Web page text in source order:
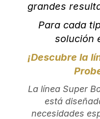
grandes
Para cada
solución
¡Descubre la
La línea Super
está
necesidades